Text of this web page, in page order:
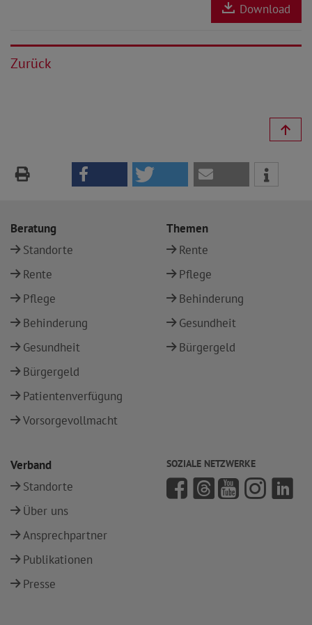
Download
Zurück
Beratung
Standorte
Rente
Pflege
Behinderung
Gesundheit
Bürgergeld
Patientenverfügung
Vorsorgevollmacht
Themen
Rente
Pflege
Behinderung
Gesundheit
Bürgergeld
Verband
Standorte
Über uns
Ansprechpartner
Publikationen
Presse
SOZIALE NETZWERKE